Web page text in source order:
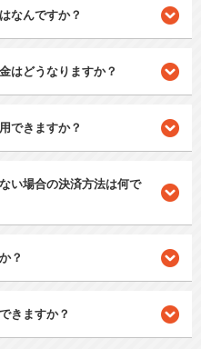
なんですか？
はどうなりますか？
できますか？
い場合の決済方法は何で
？
きますか？